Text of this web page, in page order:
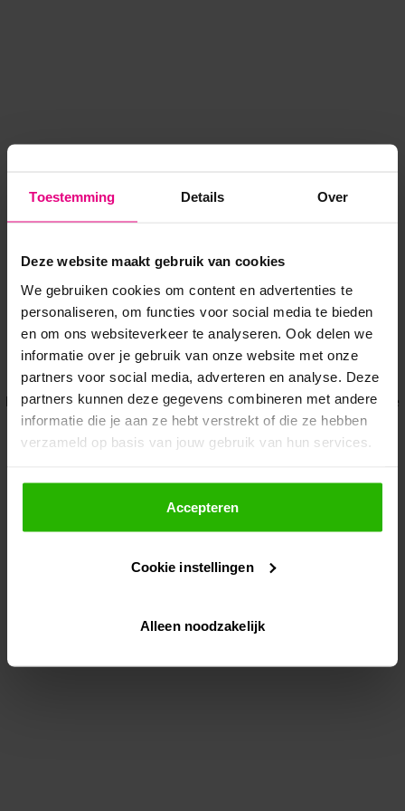
Toestemming Details Over
Deze website maakt gebruik van cookies
We gebruiken cookies om content en advertenties te
personaliseren, om functies voor social media te bieden
en om ons websiteverkeer te analyseren. Ook delen we
informatie over je gebruik van onze website met onze
partners voor social media, adverteren en analyse. Deze
partners kunnen deze gegevens combineren met andere
informatie die je aan ze hebt verstrekt of die ze hebben
verzameld op basis van jouw gebruik van hun services.
Als je op "Accepteer" klikt, dan geef je Voordeeluitjes.nl
toestemming om cookies voor social media en
gepersonaliseerde advertenties te plaatsen.
Lees hier meer over in onsprivacybeleid
Via "Cookie instellingen" kun je ook zelf instellen welke
Accepteren
Cookie instellingen
Alleen noodzakelijk
Application error: a client-side exception has occurred while
loadingwww.voordeeluitjes.nl (see the browser console for more
information).